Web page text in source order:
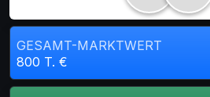
GESAMT-MARKTWERT
800 T. €